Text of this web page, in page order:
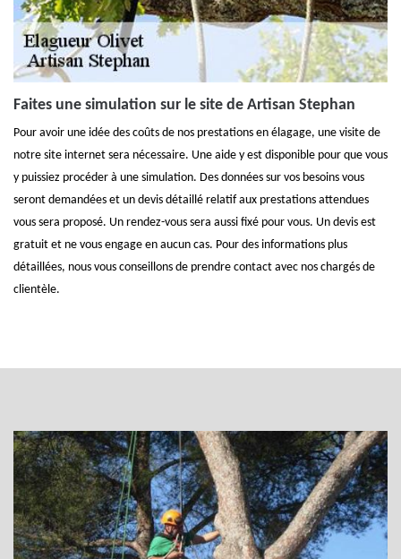
Faites une simulation sur le site de Artisan Stephan
Pour avoir une idée des coûts de nos prestations en élagage, une visite de
notre site internet sera nécessaire. Une aide y est disponible pour que vous
y puissiez procéder à une simulation. Des données sur vos besoins vous
seront demandées et un devis détaillé relatif aux prestations attendues
vous sera proposé. Un rendez-vous sera aussi fixé pour vous. Un devis est
gratuit et ne vous engage en aucun cas. Pour des informations plus
détaillées, nous vous conseillons de prendre contact avec nos chargés de
clientèle.